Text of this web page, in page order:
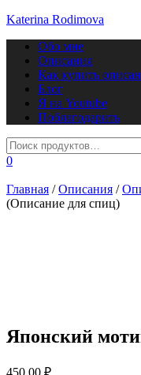
Katerina Rodimova
Переключить
навигацию
Обо мне
Описания
Как купить
Блог
Я на Youtube
Поблагодарить
0
Главная /Описания /
(Описание для спиц)
Японский
450.00 ₽